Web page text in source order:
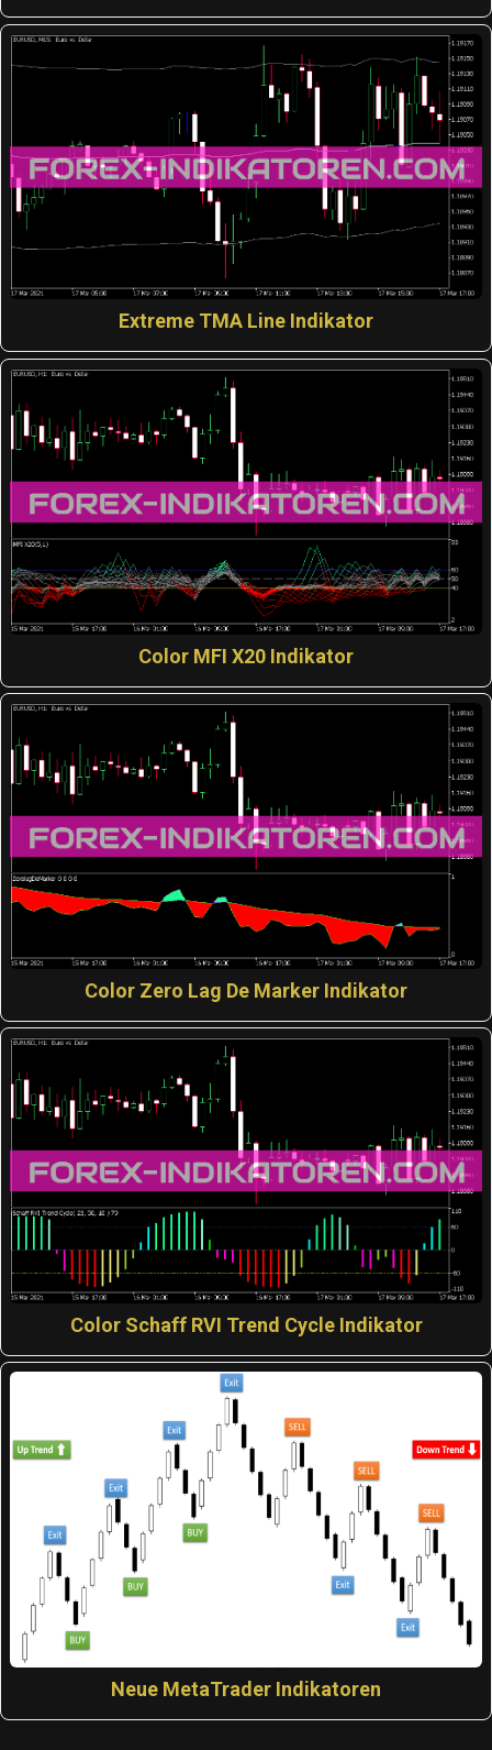
Extreme TMA Line Indikator
Color MFI X20 Indikator
Color Zero Lag De Marker Indikator
Color Schaff RVI Trend Cycle Indikator
Neue MetaTrader Indikatoren